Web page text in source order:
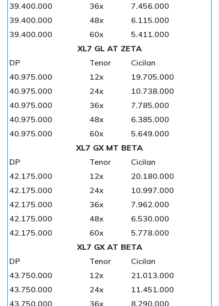
39.400.000
36x
7.456.000
39.400.000
48x
6.115.000
39.400.000
60x
5.411.000
XL7 GL AT ZETA
DP
Tenor
Cicilan
40.975.000
12x
19.705.000
40.975.000
24x
10.738.000
40.975.000
36x
7.785.000
40.975.000
48x
6.385.000
40.975.000
60x
5.649.000
XL7 GX MT BETA
DP
Tenor
Cicilan
42.175.000
12x
20.180.000
42.175.000
24x
10.997.000
42.175.000
36x
7.962.000
42.175.000
48x
6.530.000
42.175.000
60x
5.778.000
XL7 GX AT BETA
DP
Tenor
Cicilan
43.750.000
12x
21.013.000
43.750.000
24x
11.451.000
43.750.000
36x 8.290.000